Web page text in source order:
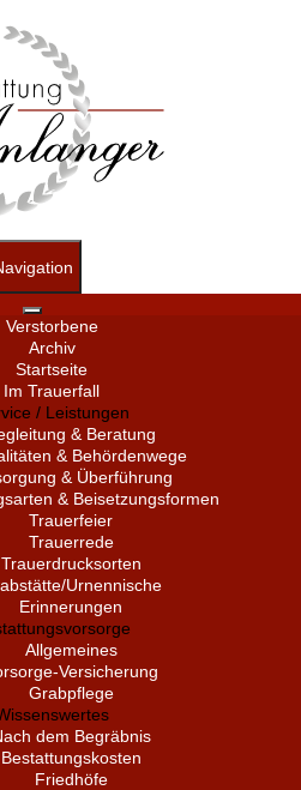
Verstorbene
Archiv
Startseite
Im Trauerfall
/ Leistungen
& Beratung
& Behördenwege
& Überführung
& Beisetzungsformen
Trauerfeier
Trauerrede
Trauerdrucksorten
Urnennische
Erinnerungen
Allgemeines
Versicherung
Grabpflege
dem Begräbnis
Bestattungskosten
Friedhöfe